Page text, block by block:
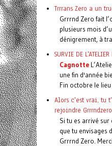
Trrrans Zero a un
Grrrnd Zero fait
plusieurs mois
dénigrement, à
SURVIE DE L'ATELIER
Cagnotte
une fin d'année
Fin octobre le lieu
Alors c'est vrai, tu
rejoindre
Si tu es arrivé sur
que tu envisages
Grrrnd Zero.